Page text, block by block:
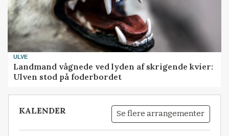
ULVE
Landmand vågnede ved lyden af skrigende kvier:
Ulven stod på foderbordet
KALENDER Se flere arrangementer